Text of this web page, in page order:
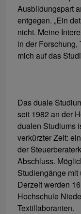
Ausbildungspart
entgegen. „Ein
nicht. Meine
in der Forschung,
mich auf das
Das duale
seit 1982 an der
dualen Studiums
verkürzter Zeit:
der
Abschluss.
Studiengänge
Derzeit werden
Hochschule
Textillaboranten.